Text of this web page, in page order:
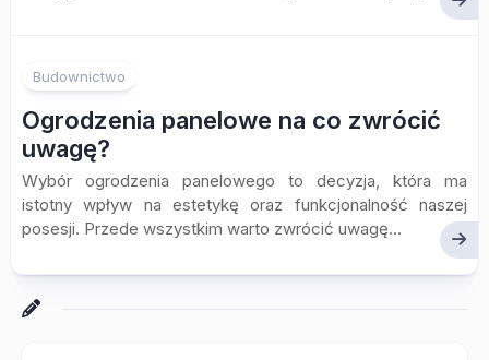
Budownictwo
Ogrodzenia panelowe na co zwrócić
uwagę?
Wybór ogrodzenia panelowego to decyzja, która ma
istotny wpływ na estetykę oraz funkcjonalność naszej
posesji. Przede wszystkim warto zwrócić uwagę...